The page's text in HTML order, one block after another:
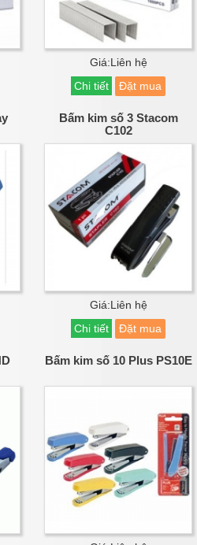
Giá:Liên hệ
Chi tiết
Đặt mua
Bấm kim số 3 Stacom
C102
Giá:Liên hệ
Chi tiết
Đặt mua
Bấm kim số 10 Plus PS10E